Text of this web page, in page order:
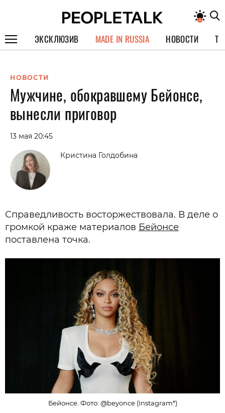
ЭКСКЛЮЗИВ
СПЕЦПРОЕКТЫ
ИНТЕРВЬЮ
ПОКОЛЕНИЕ
MADE IN RUSSIA НОВОСТИ
НОВОСТИ
Мужчине, обокравшему Бейонсе,
вынесли приговор
13 мая 20:45
Кристина Голдобина
Справедливость восторжествовала. В деле о
громкой краже материалов Бейонсе
поставлена точка.
Бейонсе. Фото: @beyonce (Instagram*)